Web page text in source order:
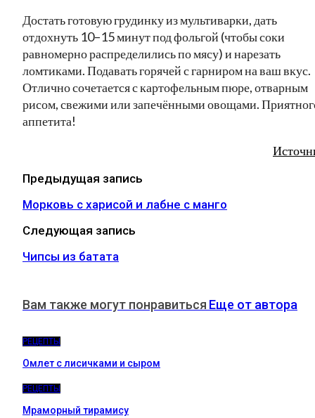
Достать готовую грудинку из мультиварки, дать
отдохнуть 10–15 минут под фольгой (чтобы соки
равномерно распределились по мясу) и нарезать
ломтиками. Подавать горячей с гарниром на ваш вкус.
Отлично сочетается с картофельным пюре, отварным
рисом, свежими или запечёнными овощами.
аппетита!
Предыдущая запись
Морковь с харисой и лабне с манго
Следующая запись
Чипсы из батата
Вам также могут понравиться Еще от автора
РЕЦЕПТЫ
Омлет с лисичками и сыром
РЕЦЕПТЫ
Мраморный тирамису